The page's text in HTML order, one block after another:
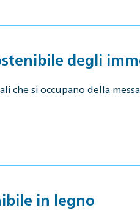
degli
che si occupano della
in legno